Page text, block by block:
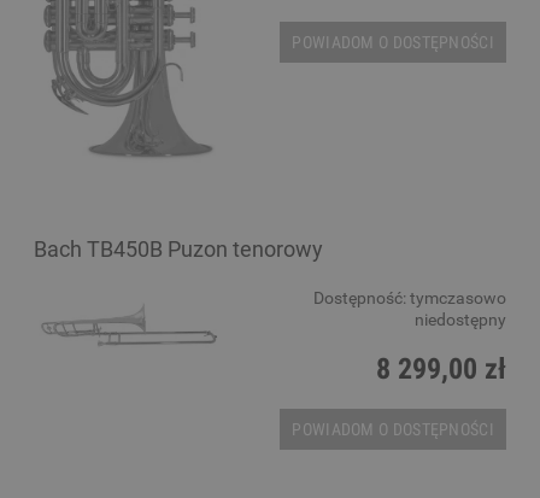
POWIADOM O DOSTĘPNOŚCI
Bach TB450B Puzon tenorowy
Dostępność: tymczasowo
niedostępny
8 299,00 zł
POWIADOM O DOSTĘPNOŚCI